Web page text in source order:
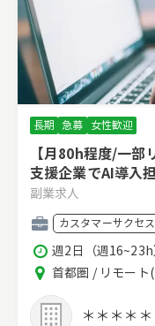
長期 急募 女性歓迎
【月80h程度/一
支援企業でAI導入
副業求人
職
種
カスタマーサクセス
稼
働
時
間
週2日（週16~23h
エ
ア
首都圏 / リモート
＊＊＊＊＊